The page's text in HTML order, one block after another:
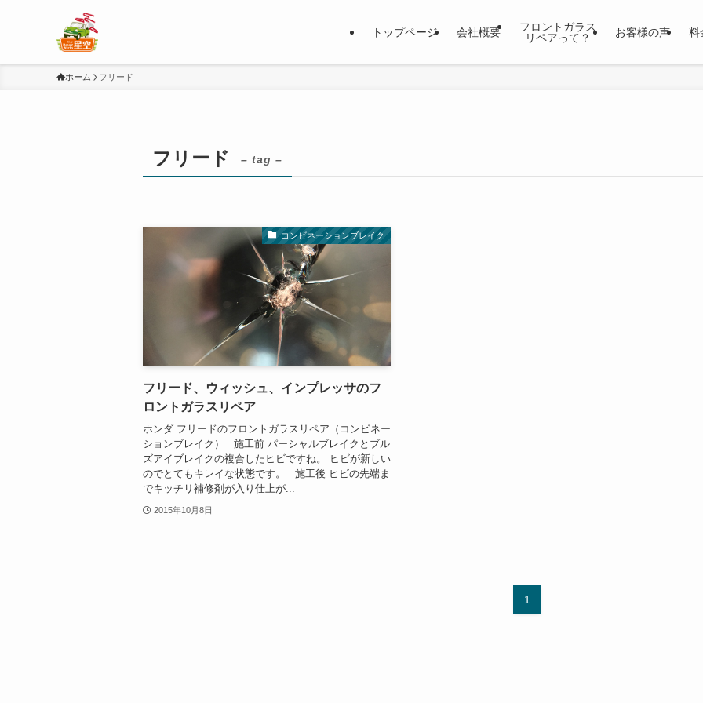
トップページ 会社概要
フロントガラス
リペアって？
お客様の声 料
ホーム フリード
フリード – tag –
コンビネーションブレイク
フリード、ウィッシュ、インプレッサのフ
ロントガラスリペア
ホンダ フリードのフロントガラスリペア（コンビネー
ションブレイク） 施工前 パーシャルブレイクとブル
ズアイブレイクの複合したヒビですね。 ヒビが新しい
のでとてもキレイな状態です。 施工後 ヒビの先端ま
でキッチリ補修剤が入り仕上が...
2015年10月8日
1